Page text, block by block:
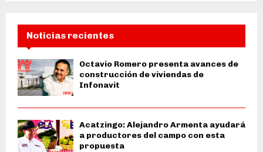
Noticias recientes
Octavio Romero presenta avances de
construcción de viviendas de
Infonavit
Acatzingo: Alejandro Armenta ayudará
a productores del campo con esta
propuesta